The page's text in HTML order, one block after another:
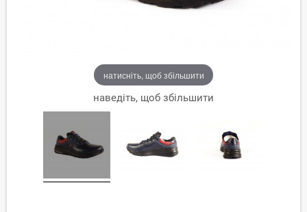
натисніть, щоб збільшити
наведіть, щоб збільшити